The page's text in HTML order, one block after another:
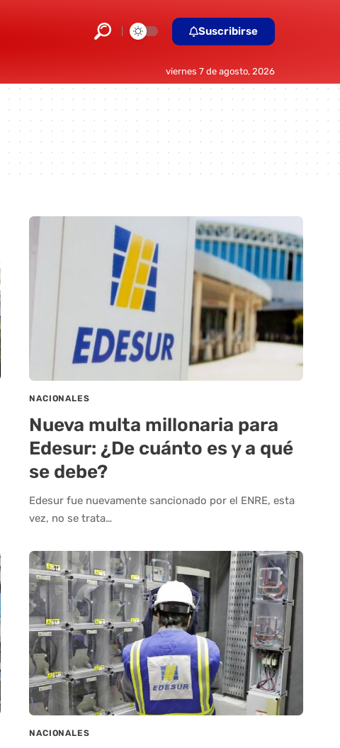
Suscribirse
viernes 7 de agosto, 2026
NACIONALES
Nueva multa millonaria para
Edesur: ¿De cuánto es y a qué
se debe?
Edesur fue nuevamente sancionado por el ENRE, esta
vez, no se trata…
NACIONALES